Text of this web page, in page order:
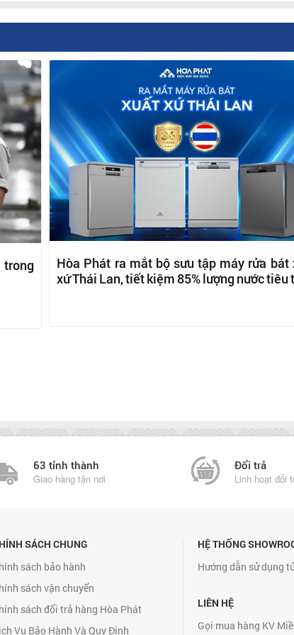
trong
Hòa Phát ra mắt bộ sưu tập máy rửa bát
xứ Thái Lan, tiết kiệm 85% lượng nước tiêu
63 tỉnh thành
Giao hàng tận nơi
Đổi trả
Linh hoạt đổi
SÁCH CHUNG
sách bảo hành
sách vận chuyển
sách đổi trả hàng Hòa Phát
Vụ Bảo Hành Và Quy Định
HỆ THỐNG
Hướng dẫn sử dụng
LIÊN HỆ
Gọi mua hàng KV